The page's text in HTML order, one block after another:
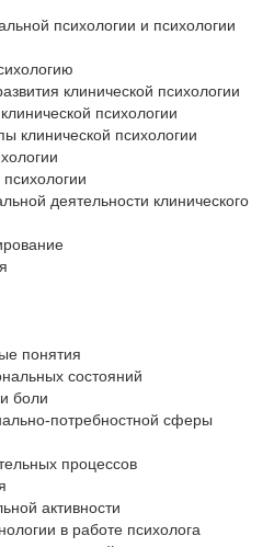
психологии и психологии
клинической психологии
психологии
клинической психологии
психологии
деятельности клинического
понятия
состояний
боли
потребностной сферы
процессов
активности
в работе психолога